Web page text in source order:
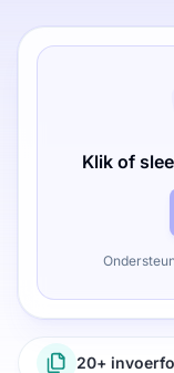
Klik of
20+